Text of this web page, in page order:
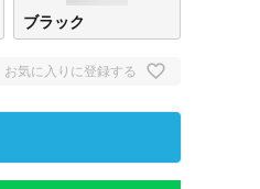
ブラック
お気に入りに登録する